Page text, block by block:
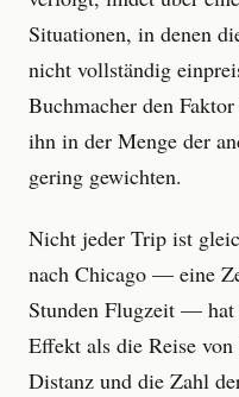
Situationen, in denen
nicht vollständig
Buchmacher den
ihn in der Menge der
gering gewichten.
Nicht jeder Trip ist
nach Chicago — eine
Stunden Flugzeit — hat
Effekt als die Reise
Distanz und die Zahl